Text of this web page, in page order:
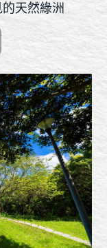
天然綠洲